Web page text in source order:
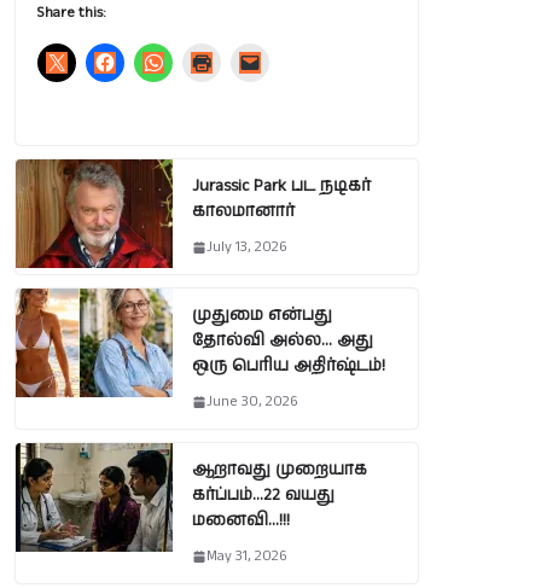
Share this:
Jurassic Park பட நடிகர்
காலமானார்
July 13, 2026
முதுமை என்பது
தோல்வி அல்ல… அது
ஒரு பெரிய அதிர்ஷ்டம்!
June 30, 2026
ஆறாவது முறையாக
கர்ப்பம்…22 வயது
மனைவி…!!!
May 31, 2026